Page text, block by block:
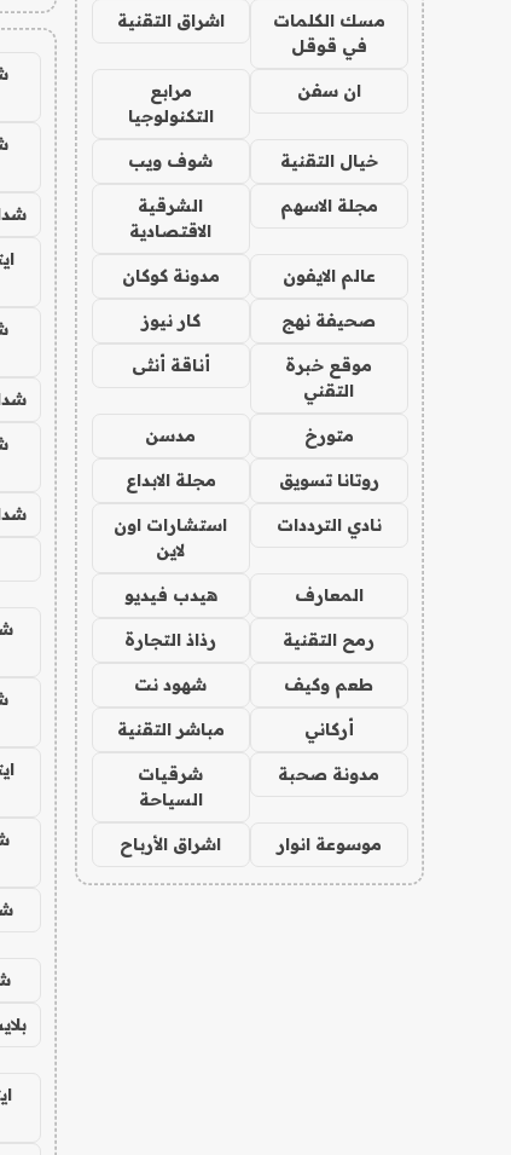
مسك الكلمات
في قوقل
اشراق التقنية
ان سفن
مرابع
التكنولوجيا
خيال التقنية شوف ويب
مجلة الاسهم
الشرقية
الاقتصادية
عالم الايفون مدونة كوكان
صحيفة نهج كار نيوز
موقع خبرة
التقني
أناقة أنثى
متورخ مدسن
روتانا تسويق مجلة الابداع
نادي الترددات
استشارات اون
لاين
المعارف هيدب فيديو
رمح التقنية رذاذ التجارة
طعم وكيف شهود نت
أركاني مباشر التقنية
مدونة صحبة
شرقيات
السياحة
موسوعة انوار اشراق الأرباح